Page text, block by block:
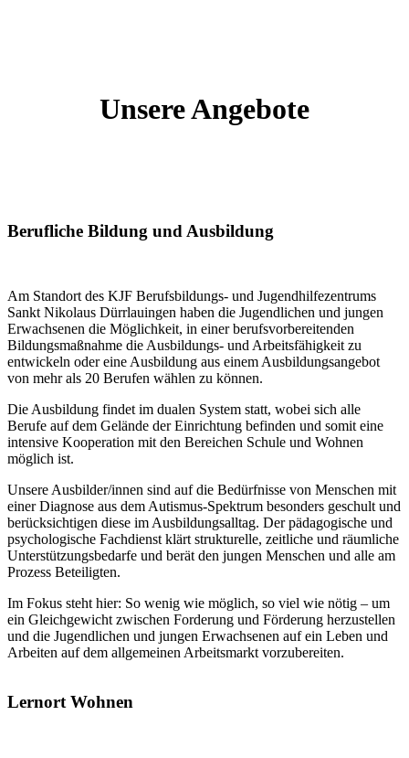
Unsere Angebote
Berufliche Bildung und Ausbildung
Am Standort des KJF Berufsbildungs- und Jugendhilfezentrums
Sankt Nikolaus Dürrlauingen haben die Jugendlichen und jungen
Erwachsenen die Möglichkeit, in einer berufsvorbereitenden
Bildungsmaßnahme die Ausbildungs- und Arbeitsfähigkeit zu
entwickeln oder eine Ausbildung aus einem Ausbildungsangebot
von mehr als 20 Berufen wählen zu können.
Die Ausbildung findet im dualen System statt, wobei sich alle
Berufe auf dem Gelände der Einrichtung befinden und somit eine
intensive Kooperation mit den Bereichen Schule und Wohnen
möglich ist.
Unsere Ausbilder/innen sind auf die Bedürfnisse von Menschen mit
einer Diagnose aus dem Autismus-Spektrum besonders geschult und
berücksichtigen diese im Ausbildungsalltag. Der pädagogische und
psychologische Fachdienst klärt strukturelle, zeitliche und räumliche
Unterstützungsbedarfe und berät den jungen Menschen und alle am
Prozess Beteiligten.
Im Fokus steht hier: So wenig wie möglich, so viel wie nötig – um
ein Gleichgewicht zwischen Forderung und Förderung herzustellen
und die Jugendlichen und jungen Erwachsenen auf ein Leben und
Arbeiten auf dem allgemeinen Arbeitsmarkt vorzubereiten.
Lernort Wohnen